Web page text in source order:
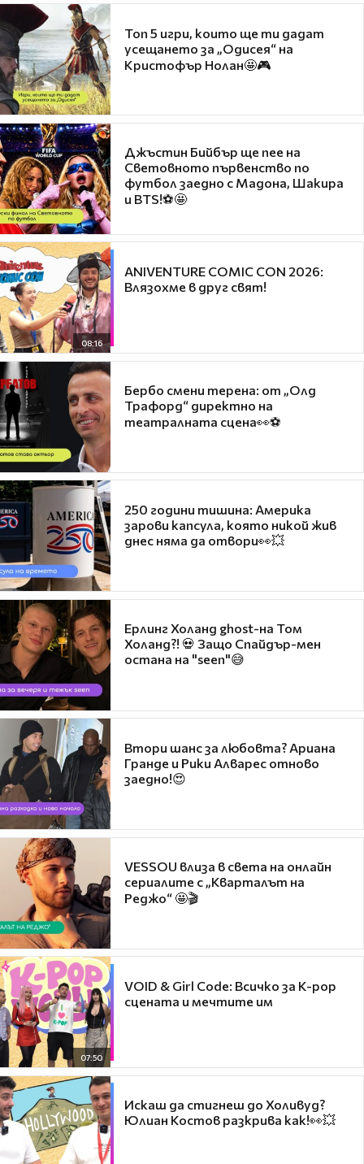
Топ 5 игри, които ще ти дадат
усещането за „Одисея“ на
Кристофър Нолан🤩🎮
Джъстин Бийбър ще пее на
Световното първенство по
футбол заедно с Мадона, Шакира
и BTS!⚽🤩
08:16
ANIVENTURE COMIC CON 2026:
Влязохме в друг свят!
Бербо смени терена: от „Олд
Трафорд“ директно на
театралната сцена👀⚽
250 години тишина: Америка
зарови капсула, която никой жив
днес няма да отвори👀💥
Ерлинг Холанд ghost-на Том
Холанд?! 💀 Защо Спайдър-мен
остана на "seen"😅
Втори шанс за любовта? Ариана
Гранде и Рики Алварес отново
заедно!😍
VESSOU влиза в света на онлайн
сериалите с „Кварталът на
Реджо“ 🤩🎬
07:50
VOID & Girl Code: Всичко за K-pop
сцената и мечтите им
Искаш да стигнеш до Холивуд?
Юлиан Костов разкрива как!👀💥